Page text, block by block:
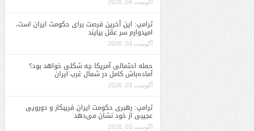
آگوست 04, 2026
ترامپ: این آخرین فرصت برای حکومت ایران است،
امیدوارم سر عقل بیایند
آگوست 03, 2026
حمله احتمالی آمریکا چه شکلی خواهد بود؟
آماده‌باش کامل در شمال غرب ایران
آگوست 03, 2026
ترامپ: رهبری حکومت ایران فریبکار و دورویی
عجیبی از خود نشان می‌دهد
آگوست 03, 2026